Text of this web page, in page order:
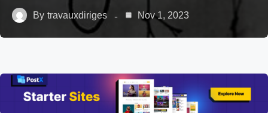
By travauxdiriges Nov 1, 2023